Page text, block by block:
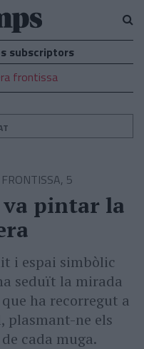
subscriptors
frontissa
5
va pintar la
i espai simbòlic
seduït la mirada
ha recorregut a
plasmant-ne els
cada muga.